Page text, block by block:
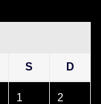
S D
1 2